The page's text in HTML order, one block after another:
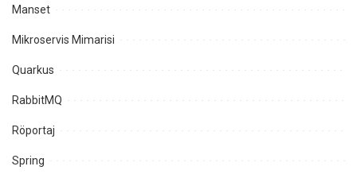
Manset
Mikroservis Mimarisi
Quarkus
RabbitMQ
Röportaj
Spring